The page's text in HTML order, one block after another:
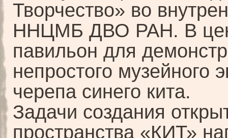
Творчество» во
ННЦМБ ДВО РАН. В
павильон для
непростого музейного
черепа синего кита.
Задачи создания
пространства «КИТ»